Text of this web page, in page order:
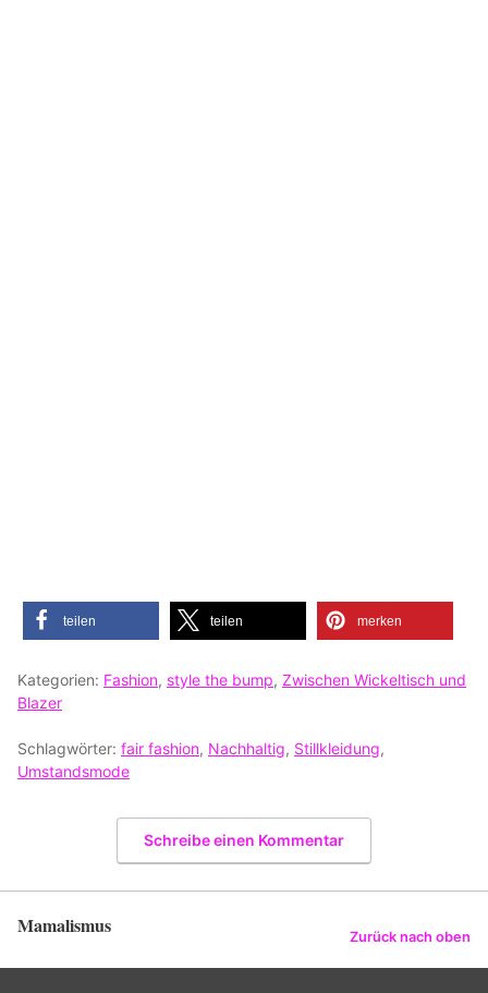
teilen teilen merken
Kategorien: Fashion, style the bump, Zwischen Wickeltisch und
Blazer
Schlagwörter: fair fashion, Nachhaltig, Stillkleidung,
Umstandsmode
Schreibe einen Kommentar
Mamalismus Zurück nach oben